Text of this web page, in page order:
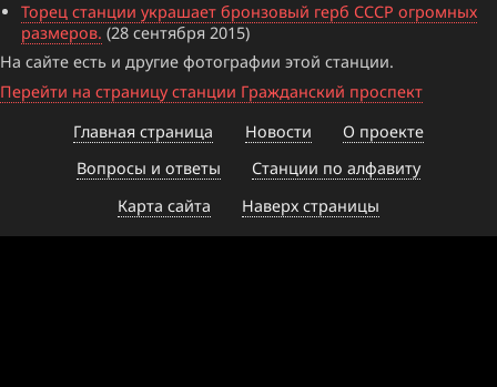
Торец станции украшает бронзовый герб СССР огромных
размеров. (28 сентября 2015)
На сайте есть и другие фотографии этой станции.
Перейти на страницу станции Гражданский проспект
Главная страница
Новости
О проекте
Вопросы и ответы
Станции по алфавиту
Карта сайта
Наверх страницы